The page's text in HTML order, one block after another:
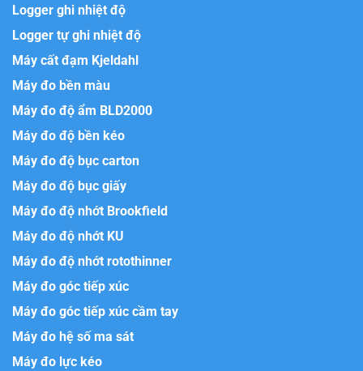
Logger ghi nhiệt độ
Logger tự ghi nhiệt độ
Máy cất đạm Kjeldahl
Máy đo bền màu
Máy đo độ ẩm BLD2000
Máy đo độ bền kéo
Máy đo độ bục carton
Máy đo độ bục giấy
Máy đo độ nhớt Brookfield
Máy đo độ nhớt KU
Máy đo độ nhớt rotothinner
Máy đo góc tiếp xúc
Máy đo góc tiếp xúc cầm tay
Máy đo hệ số ma sát
Máy đo lực kéo